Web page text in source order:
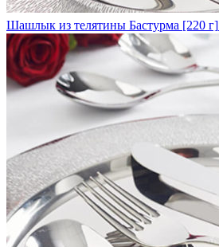
Шашлык из телятины Бастурма [220 г]